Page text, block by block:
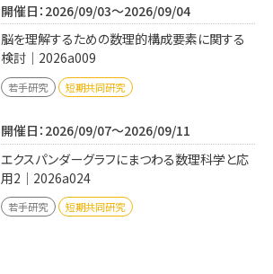
アクセス・お問合せ
IMI本サイトへ
開催日：2026/09/03～2026/09/04
脳を理解するための数理的構成要素に関する
検討｜2026a009
若手研究 短期共同研究
開催日：2026/09/07～2026/09/11
エクスパンダーグラフにまつわる数理科学と応
用2｜2026a024
若手研究 短期共同研究